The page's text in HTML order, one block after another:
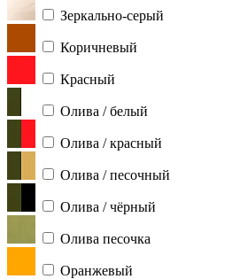
Зеркально-серый
Коричневый
Красный
Олива / белый
Олива / красный
Олива / песочный
Олива / чёрный
Олива песочка
Оранжевый